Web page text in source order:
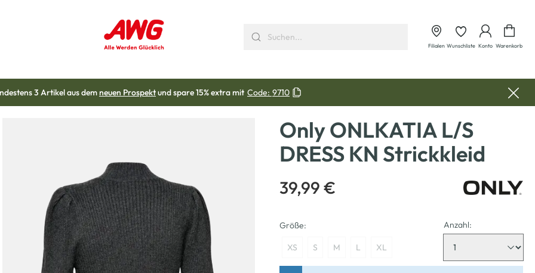
Filialen Wunschliste Konto Warenkorb
3 Artikel aus demneuen Prospektund spare 15% extra mit Code: 9710
Only ONLKATIA L/S
DRESS KN Strickkleid
39,99 €
Größe:
XS S M L XL
Anzahl: